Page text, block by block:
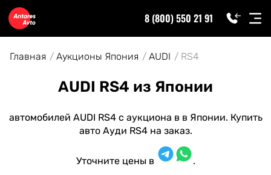
8 (800) 550 21 91
Главная Аукционы Япония AUDI RS4
AUDI RS4 из Японии
автомобилей AUDI RS4 с аукциона в в Японии. Купить
авто Ауди RS4 на заказ.
Уточните цены в .